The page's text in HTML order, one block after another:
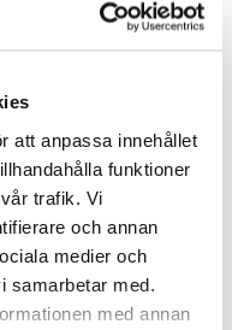
att anpassa innehållet
funktioner
trafik. Vi
och annan
medier och
samarbetar med.
med annan